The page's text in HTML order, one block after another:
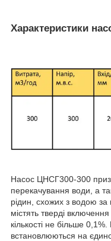
Характеристики
Насос ЦНСГ300-300
перекачування води, а
рідин, схожих з водою за
містять тверді
кількості не більше
встановлюються на